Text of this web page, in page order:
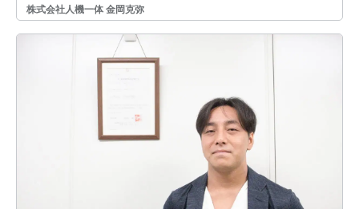
株式会社人機一体 金岡克弥